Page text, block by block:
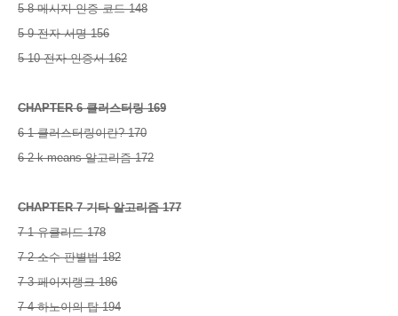
5-8 메시지 인증 코드 148
5-9 전자 서명 156
5-10 전자 인증서 162
CHAPTER 6 클러스터링 169
6-1 클러스터링이란? 170
6-2 k-means 알고리즘 172
CHAPTER 7 기타 알고리즘 177
7-1 유클리드 178
7-2 소수 판별법 182
7-3 페이지랭크 186
7-4 하노이의 탑 194